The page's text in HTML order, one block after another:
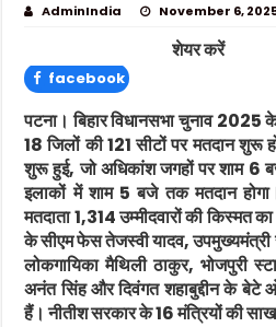
AdminIndia November 6,
शेयर करें
facebook
पटना। बिहार विधानसभा चुनाव
18 जिलों की 121 सीटों पर मतदान शुरू
शुरू हुई, जो अधिकांश जगहों पर शाम
इलाकों में शाम 5 बजे तक मतदान
मतदाता 1,314 उम्मीदवारों की किस्मत
के सीएम फेस तेजस्वी यादव, उपमुख्यमंत्री
लोकगायिका मैथिली ठाकुर, भोजपुरी
अनंत सिंह और दिवंगत शहाबुद्दीन के बेटे
हैं। नीतीश सरकार के 16 मंत्रियों की साख